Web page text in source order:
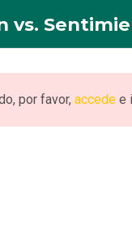
FORMACION
vs.
por favor, accede e